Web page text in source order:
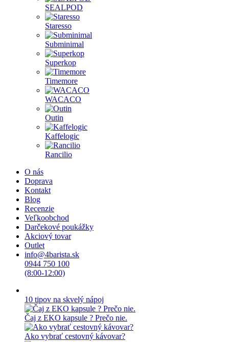
SEALPOD
Staresso
Subminimal
Superkop
Timemore
WACACO
Outin
Kaffelogic
Rancilio
O nás
Doprava
Kontakt
Blog
Recenzie
Veľkoobchod
Darčekové poukážky
Akciový tovar
Outlet
info@4barista.sk
0944 750 100
(8:00-12:00)
10 tipov na skvelý nápoj
Čaj z EKO kapsule ? Prečo nie.
Ako vybrať cestovný kávovar?